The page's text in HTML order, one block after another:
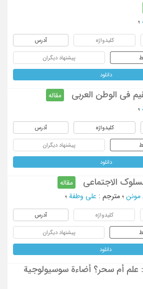
؛
کلیدواژه آدرس
پیشنهاد دیگران
دانلود
فی الوطن العربی
مقاله
؛
کلیدواژه آدرس
پیشنهاد دیگران
دانلود
للسلوک الاجتماعی
مقاله
مونن ؛ مترجم : علی وطفة ؛
کلیدواژه آدرس
پیشنهاد دیگران
دانلود
علم أم سحر؟ أضاءة سوسیولوجیة